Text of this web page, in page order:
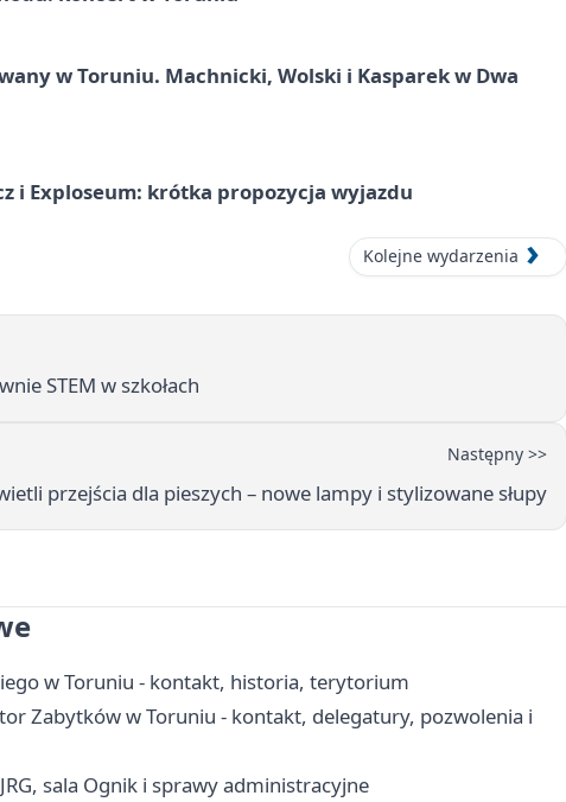
w Toruniu. Machnicki, Wolski i Kasparek w Dwa
i Exploseum: krótka propozycja wyjazdu
Kolejne wydarzenia
STEM w szkołach
Następny >>
przejścia dla pieszych – nowe lampy i stylizowane słupy
w Toruniu - kontakt, historia, terytorium
Zabytków w Toruniu - kontakt, delegatury, pozwolenia i
sala Ognik i sprawy administracyjne